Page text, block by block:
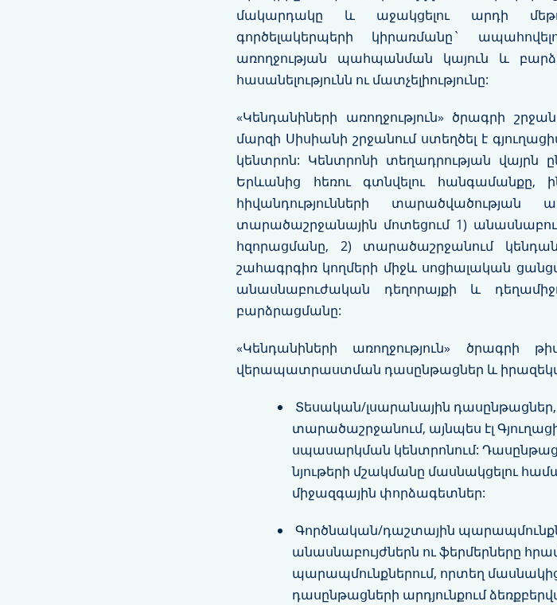
մակարդակը և աջակցելու արդի
գործելակերպերի կիրառմանը`
առողջության պահպանման կայուն և
հասանելությունն ու մատչելիությունը:
«Կենդանիների առողջություն» ծրագրի
մարզի Սիսիանի շրջանում ստեղծել է
կենտրոն: Կենտրոնի տեղադրության վայրն
Երևանից հեռու գտնվելու հանգամանքը,
հիվանդությունների
տարածաշրջանային մոտեցում 1)
հզորացմանը, 2) տարածաշրջանում
շահագրգիռ կողմերի միջև սոցիալական
անասնաբուժական դեղորայքի և
բարձրացմանը:
«Կենդանիների առողջություն» ծրագրի
վերապատրաստման դասընթացներ և
Տեսական/լսարանային դասընթացներ,
տարածաշրջանում, այնպես էլ
սպասարկման կենտրոնում:
նյութերի մշակմանը մասնակցելու
միջազգային փորձագետներ:
Գործնական/դաշտային
անասնաբույժներն ու ֆերմերները
պարապմունքներում, որտեղ
դասընթացների արդյունքում